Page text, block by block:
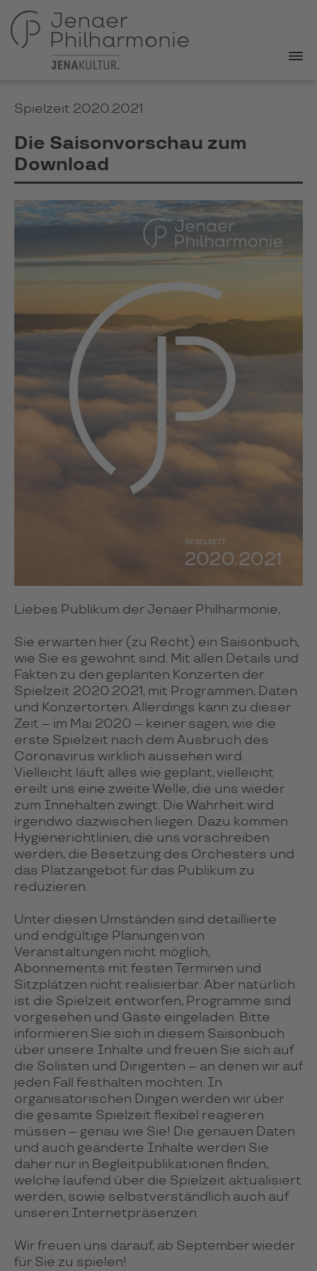
Spielzeit 2020.2021
Die Saisonvorschau zum
Download
Liebes Publikum der Jenaer Philharmonie,
Sie erwarten hier (zu Recht) ein Saisonbuch,
wie Sie es gewohnt sind. Mit allen Details und
Fakten zu den geplanten Konzerten der
Spielzeit 2020.2021, mit Programmen, Daten
und Konzertorten. Allerdings kann zu dieser
Zeit – im Mai 2020 – keiner sagen, wie die
erste Spielzeit nach dem Ausbruch des
Coronavirus wirklich aussehen wird.
Vielleicht läuft alles wie geplant, vielleicht
ereilt uns eine zweite Welle, die uns wieder
zum Innehalten zwingt. Die Wahrheit wird
irgendwo dazwischen liegen. Dazu kommen
Hygienerichtlinien, die uns vorschreiben
werden, die Besetzung des Orchesters und
das Platzangebot für das Publikum zu
reduzieren.
Unter diesen Umständen sind detaillierte
und endgültige Planungen von
Veranstaltungen nicht möglich,
Abonnements mit festen Terminen und
Sitzplätzen nicht realisierbar. Aber natürlich
ist die Spielzeit entworfen, Programme sind
vorgesehen und Gäste eingeladen. Bitte
informieren Sie sich in diesem Saisonbuch
über unsere Inhalte und freuen Sie sich auf
die Solisten und Dirigenten – an denen wir auf
jeden Fall festhalten möchten. In
organisatorischen Dingen werden wir über
die gesamte Spielzeit flexibel reagieren
müssen – genau wie Sie! Die genauen Daten
und auch geänderte Inhalte werden Sie
daher nur in Begleitpublikationen finden,
welche laufend über die Spielzeit aktualisiert
werden, sowie selbstverständlich auch auf
unseren Internetpräsenzen.
Wir freuen uns darauf, ab September wieder
für Sie zu spielen!